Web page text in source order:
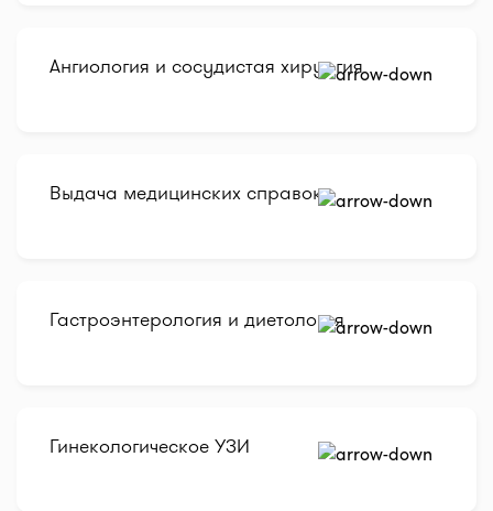
Ангиология и сосудистая хирургия
Выдача медицинских справок
Гастроэнтерология и диетология
Гинекологическое УЗИ